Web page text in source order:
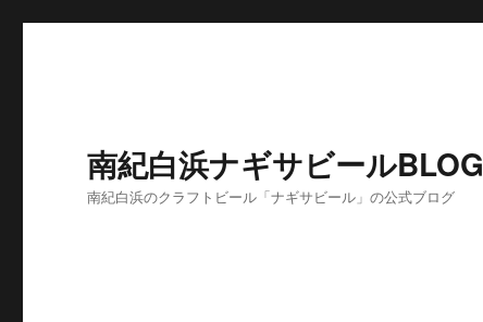
南紀白浜ナギサビールBLOG
南紀白浜のクラフトビール「ナギサビール」の公式ブログ